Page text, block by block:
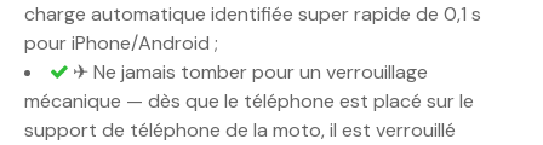
charge automatique identifiée super rapide de 0,1 s
pour iPhone/Android ;
✈ Ne jamais tomber pour un verrouillage
mécanique — dès que le téléphone est placé sur le
support de téléphone de la moto, il est verrouillé